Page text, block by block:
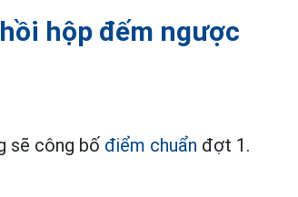
hộp đếm ngược
sẽ công bố điểm chuẩn đợt 1.